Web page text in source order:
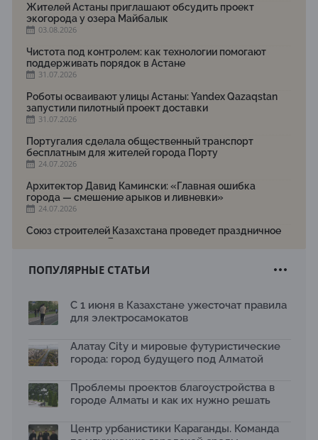
Жителей Астаны приглашают обсудить проект
экогорода у озера Майбалык
03.08.2026
Чистота под контролем: как технологии помогают
поддерживать порядок в Астане
31.07.2026
Роботы осваивают улицы Астаны: Yandex Qazaqstan
запустили пилотный проект доставки
31.07.2026
Португалия сделала общественный транспорт
бесплатным для жителей города Порту
24.07.2026
Архитектор Давид Камински: «Главная ошибка
города — смешение арыков и ливневки»
24.07.2026
Союз строителей Казахстана проведет праздничное
мероприятие ко Дню строителя
Новый Строительный кодекс: что изменилось для
17.07.2026
рободоставки в Астане
15.07.2026
2026 принимает заявки до 31 июля
13.07.2026
темой новой выставки в «Целинном»
ПОПУЛЯРНЫЕ СТАТЬИ
С 1 июня в Казахстане ужесточат правила
для электросамокатов
Алатау City и мировые футуристические
города: город будущего под Алматой
Проблемы проектов благоустройства в
городе Алматы и как их нужно решать
Центр урбанистики Караганды. Команда